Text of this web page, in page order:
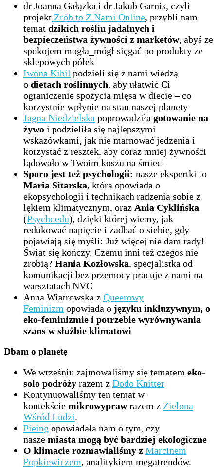
dr Joanna Gałązka i dr Jakub Garnis, czyli
projekt Zrób to Z Nami Online, przybli nam
temat dzikich roślin jadalnych i
bezpieczeństwa żywności z marketów, abyś ze
spokojem mogła_mógł sięgać po produkty ze
sklepowych półek
Iwona Kibil podzieli się z nami wiedzą
o dietach roślinnych, aby ułatwić Ci
ograniczenie spożycia mięsa w diecie – co
korzystnie wpłynie na stan naszej planety
Jagna Niedzielska poprowadziła gotowanie na
żywo i podzieliła się najlepszymi
wskazówkami, jak nie marnować jedzenia i
korzystać z resztek, aby coraz mniej żywności
lądowało w Twoim koszu na śmieci
Sporo jest też psychologii: nasze ekspertki to
Maria Sitarska, która opowiada o
ekopsychologii i technikach radzenia sobie z
lękiem klimatycznym, oraz Ania Cyklińska
(Psychoedu), dzięki której wiemy, jak
redukować napięcie i zadbać o siebie, gdy
pojawiają się myśli: Już więcej nie dam rady!
Świat się kończy. Czemu inni też czegoś nie
zrobią? Hania Kozłowska, specjalistka od
komunikacji bez przemocy pracuje z nami na
warsztatach NVC
Anna Wiatrowska z Queerowy
Feminizm opowiada o języku inkluzywnym, o
eko-feminizmie i potrzebie wyrównywania
szans w służbie klimatowi
Dbam o planetę
We wrześniu zajmowaliśmy się tematem eko-
solo podróży razem z Dodo Knitter
Kontynuowaliśmy ten temat w
kontekście mikrowyprawrazem z Zielona
Wśród Ludzi.
Pieing opowiadała nam o tym, czy
nasze miasta mogą być bardziej ekologiczne
O klimacie rozmawialiśmy z Marcinem
Popkiewiczem, analitykiem megatrendów.